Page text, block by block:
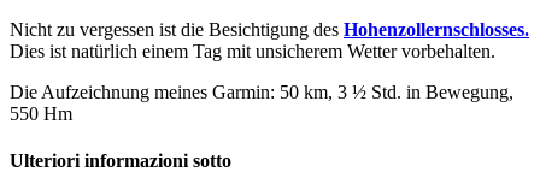
Nicht zu vergessen ist die Besichtigung des Hohenzollernschlosses.
Dies ist natürlich einem Tag mit unsicherem Wetter vorbehalten.
Die Aufzeichnung meines Garmin: 50 km, 3 ½ Std. in Bewegung,
550 Hm
Ulteriori informazioni sotto